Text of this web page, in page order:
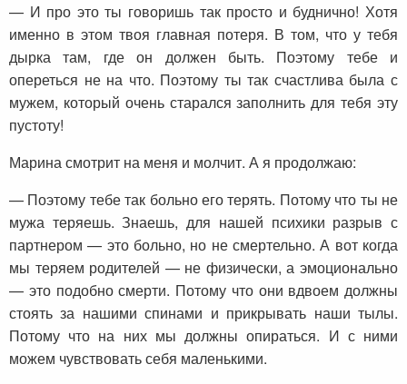
— И про это ты говоришь так просто и буднично! Хотя
именно в этом твоя главная потеря. В том, что у тебя
дырка там, где он должен быть. Поэтому тебе и
опереться не на что. Поэтому ты так счастлива была с
мужем, который очень старался заполнить для тебя эту
пустоту!
Марина смотрит на меня и молчит. А я продолжаю:
— Поэтому тебе так больно его терять. Потому что ты не
мужа теряешь. Знаешь, для нашей психики разрыв с
партнером — это больно, но не смертельно. А вот когда
мы теряем родителей — не физически, а эмоционально
— это подобно смерти. Потому что они вдвоем должны
стоять за нашими спинами и прикрывать наши тылы.
Потому что на них мы должны опираться. И с ними
можем чувствовать себя маленькими.